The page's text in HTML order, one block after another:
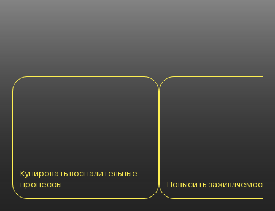
Купировать воспалительные
процессы
Повысить заживляемость